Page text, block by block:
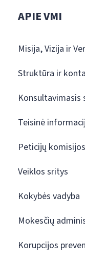
APIE VMI
Misija, Vizija ir
Struktūra ir
Konsultavimasis
Teisinė
Peticijų
Veiklos sritys
Kokybės vadyba
Mokesčių
Korupcijos